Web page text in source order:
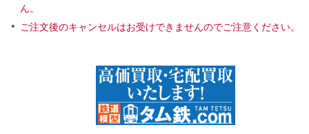
ん。
ご注文後のキャンセルはお受けできませんのでご注意ください。